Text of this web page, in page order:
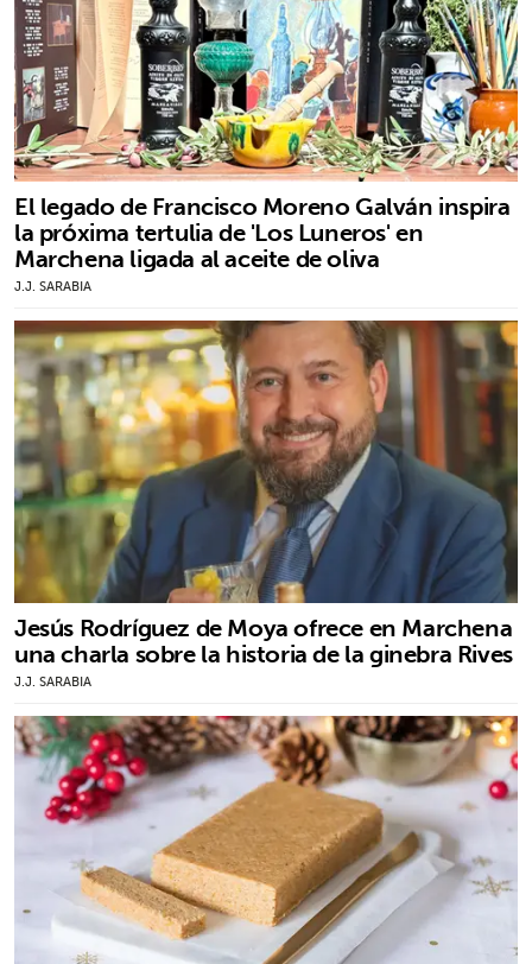
El legado de Francisco Moreno Galván inspira
la próxima tertulia de 'Los Luneros' en
Marchena ligada al aceite de oliva
J.J. SARABIA
Jesús Rodríguez de Moya ofrece en Marchena
una charla sobre la historia de la ginebra Rives
J.J. SARABIA